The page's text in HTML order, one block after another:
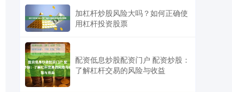
加杠杆炒股风险大吗？如何正确使
用杠杆投资股票
配资低息炒股配资门户 配资炒股：
了解杠杆交易的风险与收益